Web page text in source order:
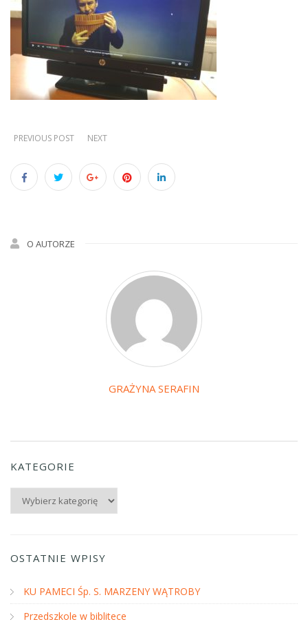
PREVIOUS POST NEXT
O AUTORZE
GRAŻYNA SERAFIN
KATEGORIE
Kategorie
OSTATNIE WPISY
KU PAMECI Śp. S. MARZENY WĄTROBY
Przedszkole w biblitece